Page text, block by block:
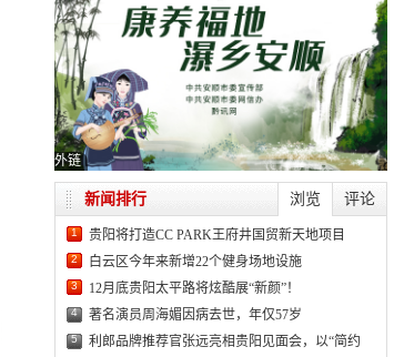
外链
浏览 评论
新闻排行
1 贵阳将打造CC PARK王府井国贸新天地项目
2 白云区今年来新增22个健身场地设施
3 12月底贵阳太平路将炫酷展“新颜”！
4 著名演员周海媚因病去世，年仅57岁
5 利郎品牌推荐官张远亮相贵阳见面会，以“简约